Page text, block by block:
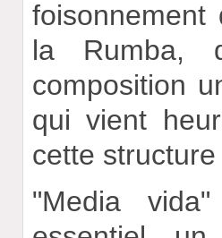
foisonnement
la Rumba,
composition
qui vient
cette
"Media